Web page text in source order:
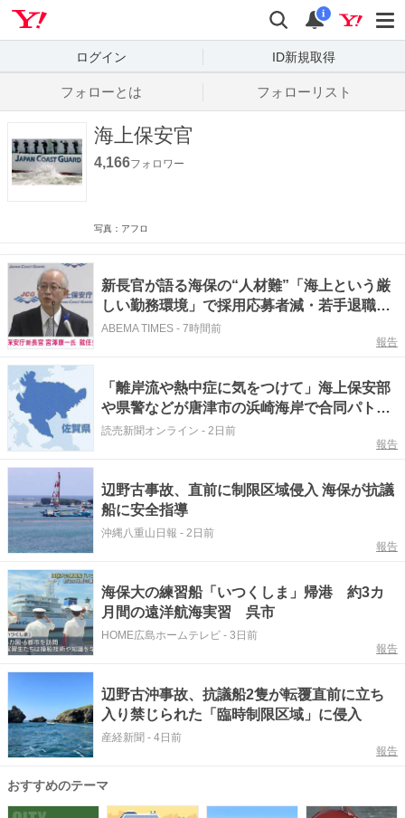
検索
通知
i
ログイン ID新規取得
フォローとは フォローリスト
海上保安官
4,166フォロワー
写真：アフロ
新長官が語る海保の“人材難”「海上という厳
しい勤務環境」で採用応募者減・若手退職
増…「元海上保安官のカムバック採用」「女
性用制服の改良」「居室の個室化」など対策
ABEMA TIMES - 7時間前
報告
「離岸流や熱中症に気をつけて」海上保安部
や県警などが唐津市の浜崎海岸で合同パトロ
ール
読売新聞オンライン - 2日前
報告
辺野古事故、直前に制限区域侵入 海保が抗議
船に安全指導
沖縄八重山日報 - 2日前
報告
海保大の練習船「いつくしま」帰港 約3カ
月間の遠洋航海実習 呉市
HOME広島ホームテレビ - 3日前
報告
辺野古沖事故、抗議船2隻が転覆直前に立ち
入り禁じられた「臨時制限区域」に侵入
産経新聞 - 4日前
報告
おすすめのテーマ